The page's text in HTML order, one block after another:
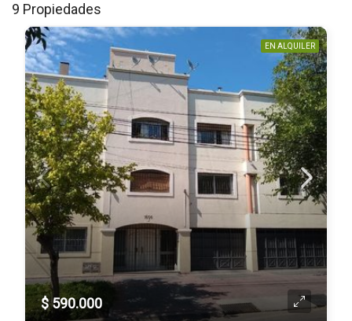
9 Propiedades
EN ALQUILER
$ 590.000